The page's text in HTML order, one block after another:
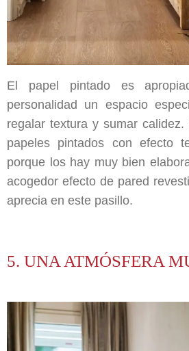
El papel pintado es
personalidad un espacio
regalar textura y sumar
papeles pintados con efecto
porque los hay muy bien
acogedor efecto de pared
aprecia en este pasillo.
5. UNA ATMÓSFERA